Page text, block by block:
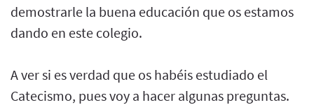
demostrarle la buena educación que os estamos
dando en este colegio.
A ver si es verdad que os habéis estudiado el
Catecismo, pues voy a hacer algunas preguntas.